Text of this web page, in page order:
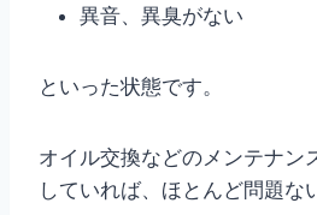
異音、異臭がない
といった状態です。
オイル交換などのメンテナン
していれば、ほとんど問題な